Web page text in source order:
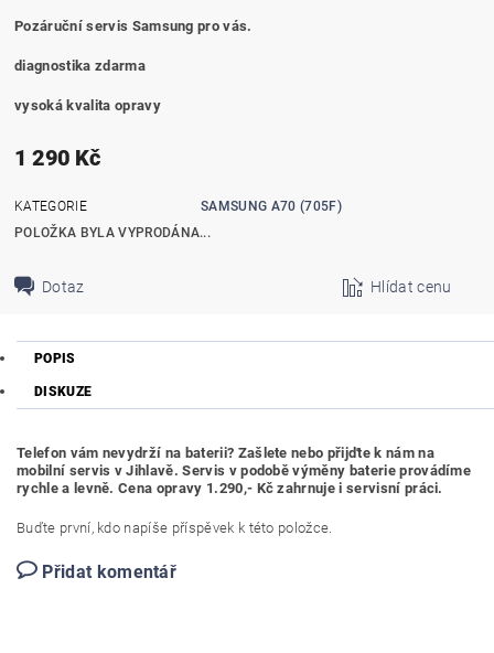
Pozáruční servis Samsung pro vás.
diagnostika zdarma
vysoká kvalita opravy
1 290 Kč
KATEGORIE
SAMSUNG A70 (705F)
POLOŽKA BYLA VYPRODÁNA...
Dotaz Hlídat cenu
POPIS
DISKUZE
Telefon vám nevydrží na baterii? Zašlete nebo přijďte k nám na
mobilní servis v Jihlavě. Servis v podobě výměny baterie provádíme
rychle a levně. Cena opravy 1.290,- Kč zahrnuje i servisní práci.
Buďte první, kdo napíše příspěvek k této položce.
Přidat komentář